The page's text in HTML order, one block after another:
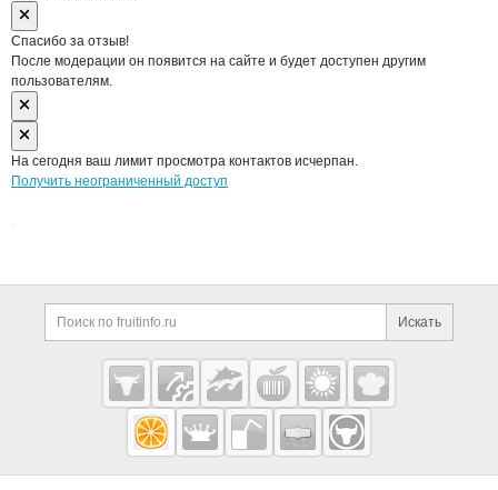
Спасибо за отзыв!
После модерации он появится на сайте и будет доступен другим
пользователям.
На сегодня ваш лимит просмотра контактов исчерпан.
Получить неограниченный доступ
Дополнительная информация
Поиск по сайту и
Искать
Cсылки на полезные проекты
Fruitinfo.ru
— рынок